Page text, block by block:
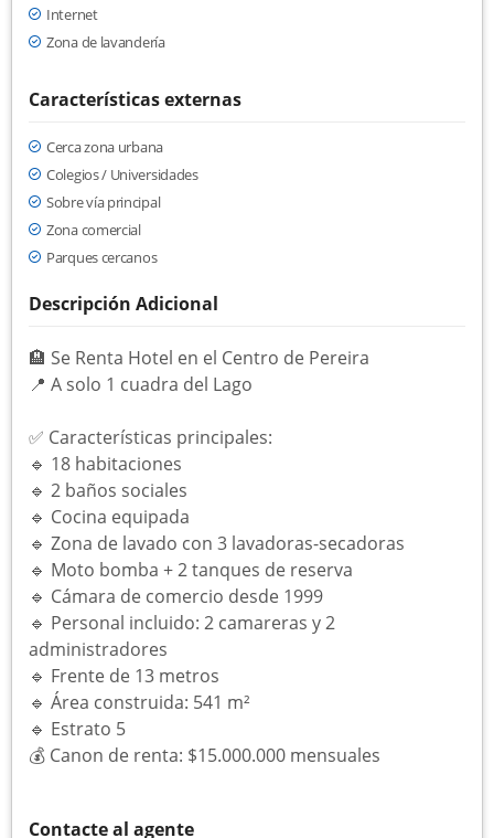
Internet
Zona de lavandería
Características externas
Cerca zona urbana
Colegios / Universidades
Sobre vía principal
Zona comercial
Parques cercanos
Descripción Adicional
🏨 Se Renta Hotel en el Centro de Pereira
📍 A solo 1 cuadra del Lago
✅ Características principales:
🔹 18 habitaciones
🔹 2 baños sociales
🔹 Cocina equipada
🔹 Zona de lavado con 3 lavadoras-secadoras
🔹 Moto bomba + 2 tanques de reserva
🔹 Cámara de comercio desde 1999
🔹 Personal incluido: 2 camareras y 2
administradores
🔹 Frente de 13 metros
🔹 Área construida: 541 m²
🔹 Estrato 5
💰 Canon de renta: $15.000.000 mensuales
Contacte al agente